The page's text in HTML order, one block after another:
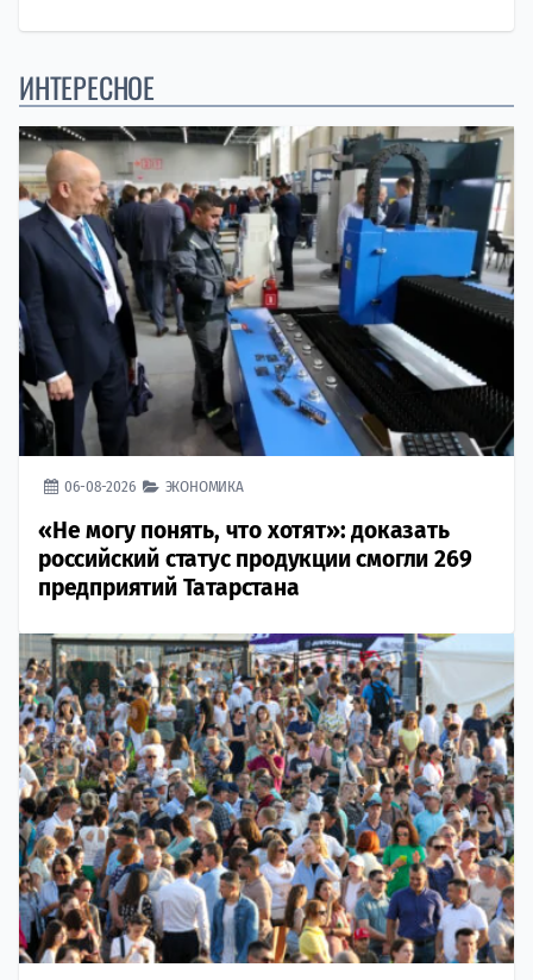
ИНТЕРЕСНОЕ
06-08-2026 ЭКОНОМИКА
«Не могу понять, что хотят»: доказать
российский статус продукции смогли 269
предприятий Татарстана